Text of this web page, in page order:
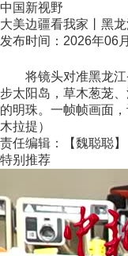
中国新视野
大美边疆看我家丨黑
发布时间：2026年06
将镜头对准黑龙江省
步太阳岛，草木葱茏
的明珠。一帧帧画面
木拉提）
责任编辑：【魏聪聪】
特别推荐